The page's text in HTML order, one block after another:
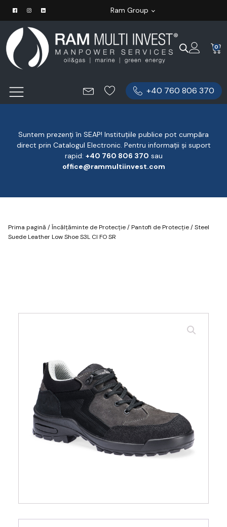
Ram Group
0
+40 760 806 370
Suntem prezenți în SEAP! Instituțiile publice pot cumpăra
direct prin Catalogul Electronic. Pentru informații și suport
rapid: ‪+40 760 806 370 ‬ sau
office@rammultiinvest.com
Prima pagină /Încălțăminte de Protecție/Pantofi de Protecție/ Steel
Suede Leather Low Shoe S3L CI FO SR